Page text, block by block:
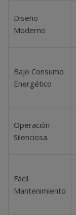
Diseño
Moderno
Bajo Consumo
Energético
Operación
Silenciosa
Fácil
Mantenimiento